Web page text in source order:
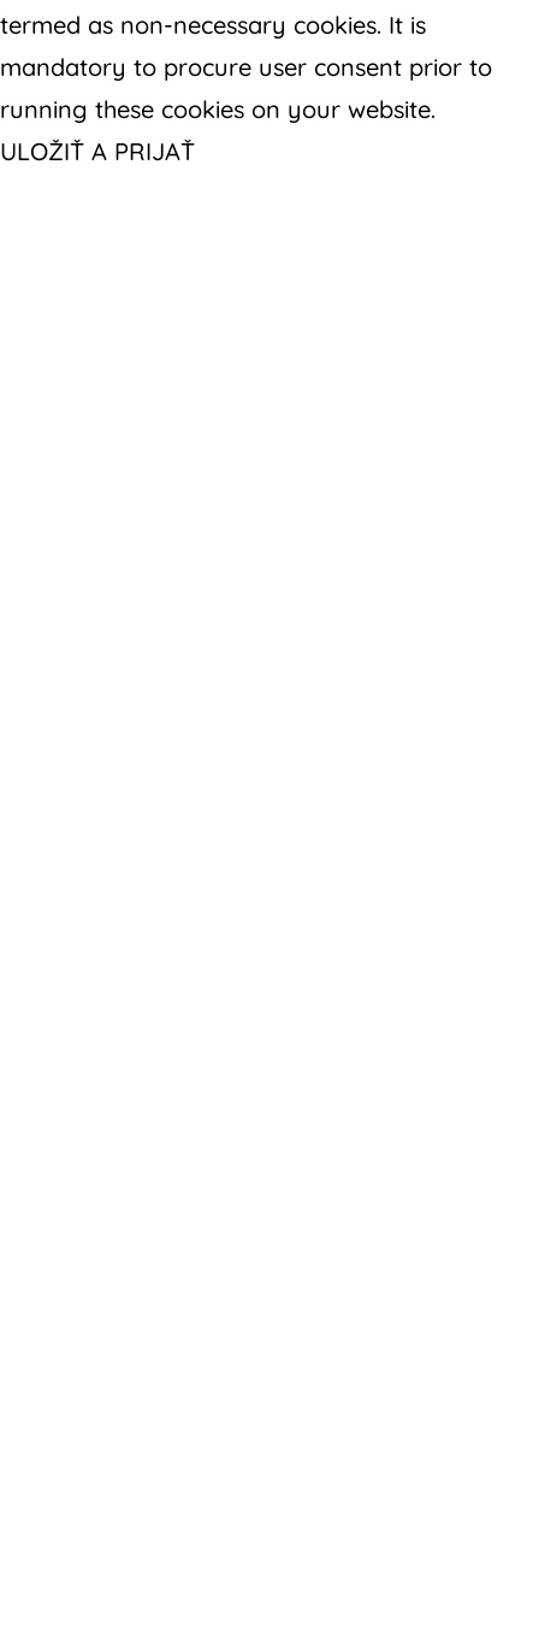
termed as non-necessary cookies. It is
mandatory to procure user consent prior to
running these cookies on your website.
ULOŽIŤ A PRIJAŤ